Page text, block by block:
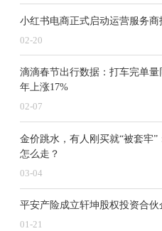
小红书电商正式启动运营服务商
02-20
滴滴春节出行数据：打车完单量
年上涨17%
02-07
金价跳水，有人刚买就“被套牢”
怎么走？
03-04
平安产险成立轩坤股权投资合伙
01-21